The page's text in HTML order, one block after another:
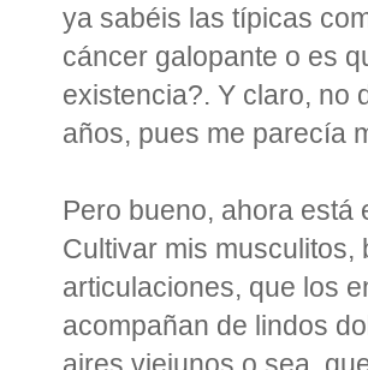
ya sabéis las típicas
cáncer galopante o es
existencia?. Y claro, no
años, pues me parecía
Pero bueno, ahora está
Cultivar mis musculitos,
articulaciones, que los
acompañan de lindos